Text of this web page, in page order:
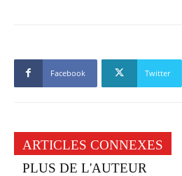
Facebook Twitter
ARTICLES CONNEXES
PLUS DE L'AUTEUR